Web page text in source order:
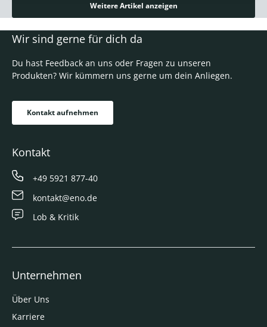
Weitere Artikel anzeigen
Wir sind gerne für dich da
Du hast Feedback an uns oder Fragen zu unseren
Produkten? Wir kümmern uns gerne um dein Anliegen.
Kontakt aufnehmen
Kontakt
+49 5921 877-40
kontakt@eno.de
Lob & Kritik
Unternehmen
Über Uns
Karriere